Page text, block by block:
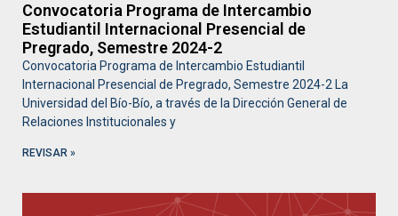
Convocatoria Programa de Intercambio
Estudiantil Internacional Presencial de
Pregrado, Semestre 2024-2
Convocatoria Programa de Intercambio Estudiantil
Internacional Presencial de Pregrado, Semestre 2024-2 La
Universidad del Bío-Bío, a través de la Dirección General de
Relaciones Institucionales y
REVISAR »